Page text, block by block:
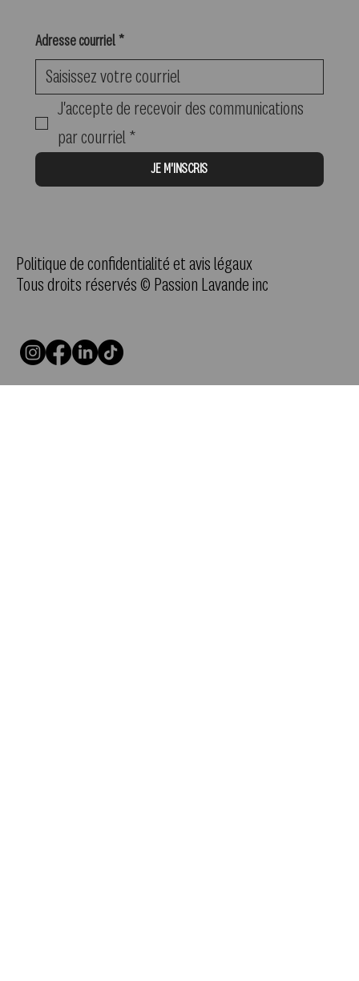
Adresse courriel *
J'accepte de recevoir des communications
par courriel *
JE M'INSCRIS
Politique de confidentialité et avis légaux
Tous droits réservés © Passion Lavande inc